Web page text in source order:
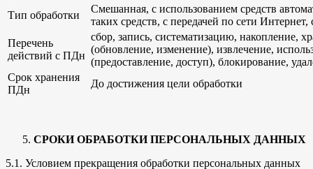
Тип обработки
Смешанная, с использованием средств
таких средств, с передачей по сети
Перечень
действий с ПДн
сбор, запись, систематизацию, накопление,
(обновление, изменение), извлечение,
(предоставление, доступ), блокирование,
Срок хранения
ПДн
До достижения цели обработки
СРОКИ ОБРАБОТКИ ПЕРСОНАЛЬНЫХ ДАННЫХ
5.1. Условием прекращения обработки персональных данных